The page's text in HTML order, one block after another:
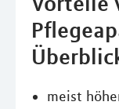
meist